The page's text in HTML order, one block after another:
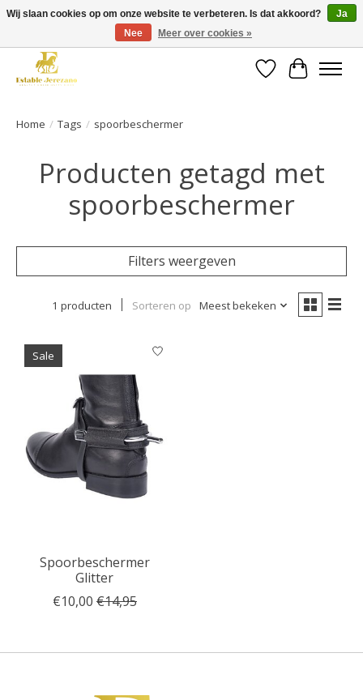
Gratis verzending vanaf €49 op een groot deel van ons assortiment
Verlanglijst
Home / Tags / spoorbeschermer
Producten getagd met
spoorbeschermer
Filters weergeven
1 producten Sorteren op Meest bekeken
Sale
Spoorbeschermer
Glitter
€10,00 €14,95
Wij slaan cookies op om onze website te verbeteren. Is dat akkoord?
Ja
Nee
Meer over cookies »